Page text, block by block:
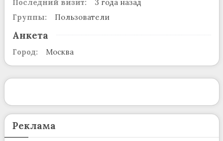
Последний визит:
3 года назад
Группы:
Пользователи
Анкета
Город: Москва
Реклама